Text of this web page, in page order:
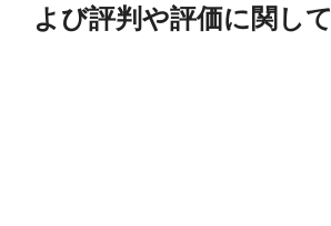
よび評判や評価に関して